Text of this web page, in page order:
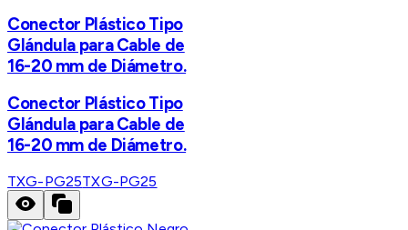
Conector Plástico Tipo
Glándula para Cable de
16-20 mm de Diámetro.
Conector Plástico Tipo
Glándula para Cable de
16-20 mm de Diámetro.
TXG-PG25TXG-PG25